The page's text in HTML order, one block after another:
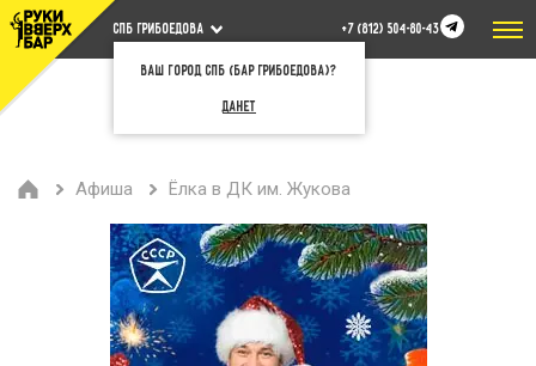
СПБ Грибоедова
Ваш город СПб (бар Грибоедова)?
ДаНет
+7 (812) 504-80-43
Афиша Ёлка в ДК им. Жукова